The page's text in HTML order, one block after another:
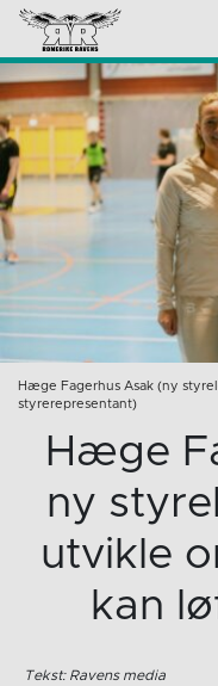
Hæge Fagerhus Asak (ny
styrerepresentant)
Hæge
ny
utvikle
kan
Tekst: Ravens media